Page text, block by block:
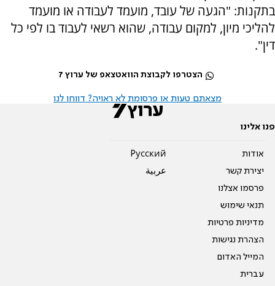
בתקנות: "הגעה של עובד, מועמד לעבודה או מועמד
להליכי מיון, למקום עבודה, שהוא רשאי לעבוד בו לפי כל
דין".
הצטרפו לקבוצת הוואטצאפ של ערוץ 7
מצאתם טעות או פרסומת לא ראויה? דווחו לנו
פנו אלינו
אודות
יצירת קשר
פרסמו אצלנו
תנאי שימוש
מדיניות פרטיות
הצהרת נגישות
המייל האדום
עברית
Pусский
عربية